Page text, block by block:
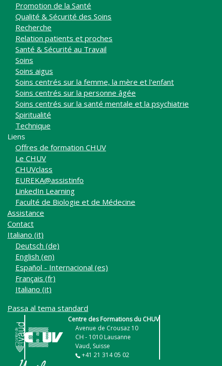
Promotion de la Santé
Qualité & Sécurité des Soins
Recherche
Relation patients et proches
Santé & Sécurité au Travail
Soins
Soins aigus
Soins centrés sur la femme, la mère et l'enfant
Soins centrés sur la personne âgée
Soins centrés sur la santé mentale et la psychiatrie
Spiritualité
Technique
Liens
Offres de formation CHUV
Le CHUV
CHUVclass
EUREKA@assistinfo
LinkedIn Learning
Faculté de Biologie et de Médecine
Assistance
Contact
Italiano ‎(it)‎
Deutsch ‎(de)‎
English ‎(en)‎
Español - Internacional ‎(es)‎
Français ‎(fr)‎
Italiano ‎(it)‎
Passa al tema standard
Centre des Formations du CHUV
Avenue de Crousaz 10
CH - 1010 Lausanne
Vaud, Suisse
+41 21 314 05 02